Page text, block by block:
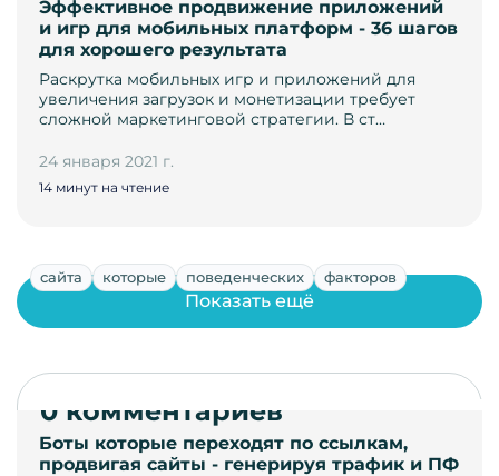
Эффективное продвижение приложений
и игр для мобильных платформ - 36 шагов
для хорошего результата
Раскрутка мобильных игр и приложений для
увеличения загрузок и монетизации требует
сложной маркетинговой стратегии. В ст…
24 января 2021 г.
14 минут на чтение
сайта которые поведенческих факторов
Боты которые переходят по ссылкам,
продвигая сайты - генерируя трафик и ПФ
Показать ещё
0 комментариев